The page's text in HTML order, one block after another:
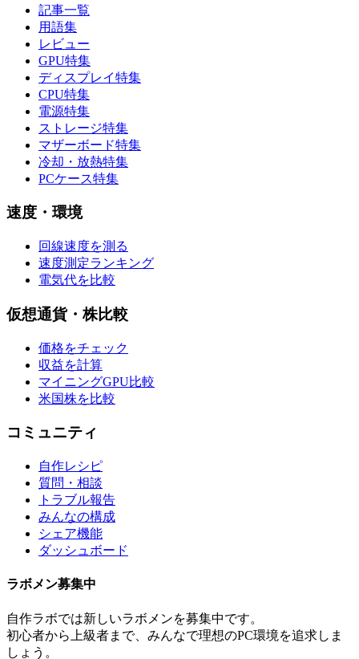
記事一覧
用語集
レビュー
GPU特集
ディスプレイ特集
CPU特集
電源特集
ストレージ特集
マザーボード特集
冷却・放熱特集
PCケース特集
速度・環境
回線速度を測る
速度測定ランキング
電気代を比較
仮想通貨・株比較
価格をチェック
収益を計算
マイニングGPU比較
米国株を比較
コミュニティ
自作レシピ
質問・相談
トラブル報告
みんなの構成
シェア機能
ダッシュボード
ラボメン募集中
自作ラボでは新しいラボメンを募集中です。
初心者から上級者まで、みんなで理想のPC環境を追求しま
しょう。